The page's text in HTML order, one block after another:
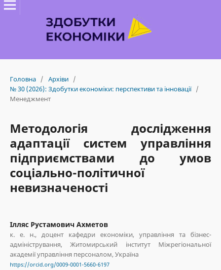
Головна / Архіви /
№ 30 (2026): Здобутки економіки: перспективи та інновації /
Менеджмент
Методологія дослідження
адаптації систем управління
підприємствами до умов
соціально-політичної
невизначеності
Ілляс Рустамович Ахметов
к. е. н., доцент кафедри економіки, управління та бізнес-
адміністрування, Житомирський інститут Міжрегіональної
академії управління персоналом, Україна
https://orcid.org/0009-0001-5660-6197